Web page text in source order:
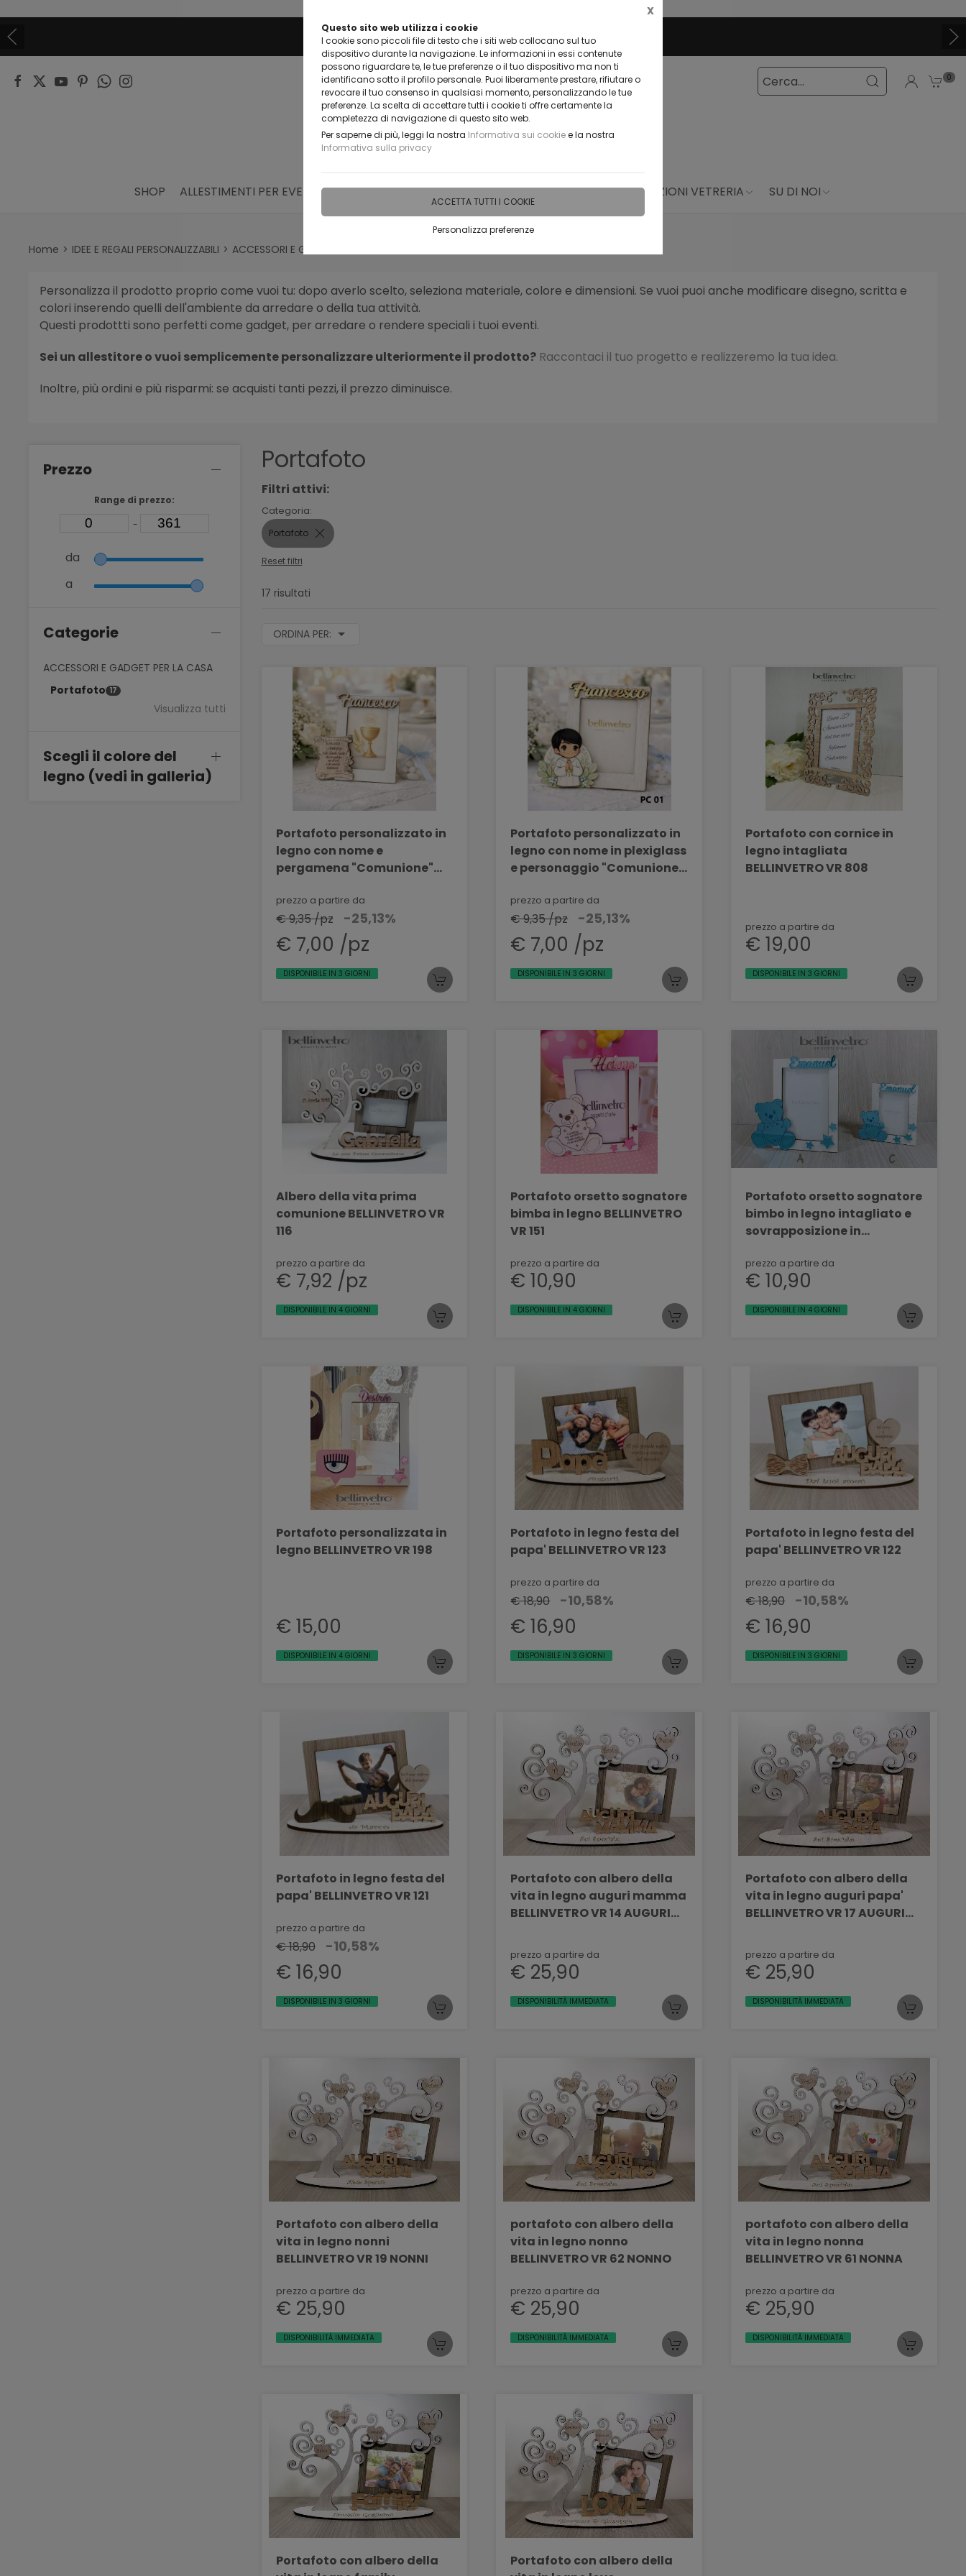
Questo sito web utilizza i cookie
I cookie sono piccoli file di testo che i siti web collocano sul tuo
dispositivo durante la navigazione. Le informazioni in essi contenute
possono riguardare te, le tue preferenze o il tuo dispositivo ma non ti
identificano sotto il profilo personale. Puoi liberamente prestare, rifiutare o
revocare il tuo consenso in qualsiasi momento, personalizzando le tue
preferenze. La scelta di accettare tutti i cookie ti offre certamente la
completezza di navigazione di questo sito web.
Per saperne di più, leggi la nostra Informativa sui cookiee la nostra
Informativa sulla privacy
ACCETTA TUTTI I COOKIE
Personalizza preferenze
X
CLICCA E SCOPRI I COUPON ATTIVI ADESSO
0
SHOP ALLESTIMENTI PER EVENTI IDEE PERSONALIZZABILI RECENSIONI HORECA PRODUZIONI VETRERIA SU DI NOI
Home IDEE E REGALI PERSONALIZZABILI ACCESSORI E GADGET PER LA CASA
Personalizza il prodotto proprio come vuoi tu: dopo averlo scelto, seleziona materiale, colore e dimensioni. Se vuoi puoi anche modificare disegno, scritta e
colori inserendo quelli dell'ambiente da arredare o della tua attività.
Questi prodottti sono perfetti come gadget, per arredare o rendere speciali i tuoi eventi.
Sei un allestitore o vuoi semplicemente personalizzare ulteriormente il prodotto? Raccontaci il tuo progetto e realizzeremo la tua idea.
Inoltre, più ordini e più risparmi: se acquisti tanti pezzi, il prezzo diminuisce.
Prezzo
Range di prezzo:
-
da
a
Categorie
ACCESSORI E GADGET PER LA CASA
Portafoto 17
Visualizza tutti
Scegli il colore del
legno (vedi in galleria)
Portafoto
Filtri attivi:
Categoria:
Portafoto
Reset filtri
17 risultati
ORDINA PER:
Portafoto personalizzato in
legno con nome e
pergamena "Comunione"
prezzo a partire da
€ 9,35 /pz -25,13%
€ 7,00 /pz
DISPONIBILE IN 3 GIORNI
Portafoto personalizzato in
legno con nome in plexiglass
e personaggio "Comunione"
prezzo a partire da
€ 9,35 /pz -25,13%
€ 7,00 /pz
DISPONIBILE IN 3 GIORNI
Portafoto con cornice in
legno intagliata
BELLINVETRO VR 808
prezzo a partire da
€ 19,00
DISPONIBILE IN 3 GIORNI
Albero della vita prima
comunione BELLINVETRO VR
116
prezzo a partire da
€ 7,92 /pz
DISPONIBILE IN 4 GIORNI
Portafoto orsetto sognatore
bimba in legno BELLINVETRO
VR 151
prezzo a partire da
€ 10,90
DISPONIBILE IN 4 GIORNI
Portafoto orsetto sognatore
bimbo in legno intagliato e
sovrapposizione in
151
prezzo a partire da
€ 10,90
DISPONIBILE IN 4 GIORNI
Portafoto personalizzata in
legno BELLINVETRO VR 198
€ 15,00
DISPONIBILE IN 4 GIORNI
Portafoto in legno festa del
papa' BELLINVETRO VR 123
prezzo a partire da
€ 18,90 -10,58%
€ 16,90
DISPONIBILE IN 3 GIORNI
Portafoto in legno festa del
papa' BELLINVETRO VR 122
prezzo a partire da
€ 18,90 -10,58%
€ 16,90
DISPONIBILE IN 3 GIORNI
Portafoto in legno festa del
papa' BELLINVETRO VR 121
prezzo a partire da
€ 18,90 -10,58%
€ 16,90
DISPONIBILE IN 3 GIORNI
Portafoto con albero della
vita in legno auguri mamma
BELLINVETRO VR 14 AUGURI
prezzo a partire da
€ 25,90
DISPONIBILITÀ IMMEDIATA
Portafoto con albero della
vita in legno auguri papa'
BELLINVETRO VR 17 AUGURI
prezzo a partire da
€ 25,90
DISPONIBILITÀ IMMEDIATA
Portafoto con albero della
vita in legno nonni
BELLINVETRO VR 19 NONNI
prezzo a partire da
€ 25,90
DISPONIBILITÀ IMMEDIATA
portafoto con albero della
vita in legno nonno
BELLINVETRO VR 62 NONNO
prezzo a partire da
€ 25,90
DISPONIBILITÀ IMMEDIATA
portafoto con albero della
vita in legno nonna
BELLINVETRO VR 61 NONNA
prezzo a partire da
€ 25,90
DISPONIBILITÀ IMMEDIATA
Portafoto con albero della
Portafoto con albero della